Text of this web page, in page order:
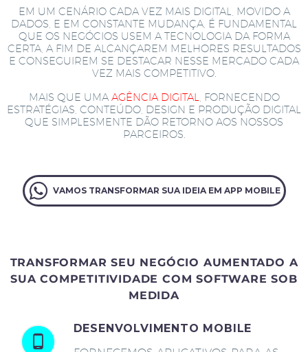
EM UM CENÁRIO CADA VEZ MAIS DIGITAL, MOVIDO A
DADOS, E EM CONSTANTE MUDANÇA, É FUNDAMENTAL
QUE OS NEGÓCIOS USEM A TECNOLOGIA DA FORMA
CERTA, A FIM DE ALCANÇAREM MELHORES RESULTADOS
E CONSEGUIREM SE DESTACAR NESSE MERCADO CADA
VEZ MAIS COMPETITIVO.
MAIS QUE UMA AGÊNCIA DIGITAL
, FORNECENDO
ESTRATÉGIAS, CONTEÚDO, DESIGN E PRODUÇÃO DIGITAL
QUE SIMPLESMENTE DÃO RETORNO AOS NOSSOS
PARCEIROS.
VAMOS TRANSFORMAR SUA IDEIA EM APP MOBILE
TRANSFORMAR SEU NEGÓCIO AUMENTADO A
SUA COMPETITIVIDADE COM SOFTWARE SOB
MEDIDA
DESENVOLVIMENTO MOBILE